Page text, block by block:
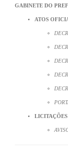
GABINETE DO
ATOS